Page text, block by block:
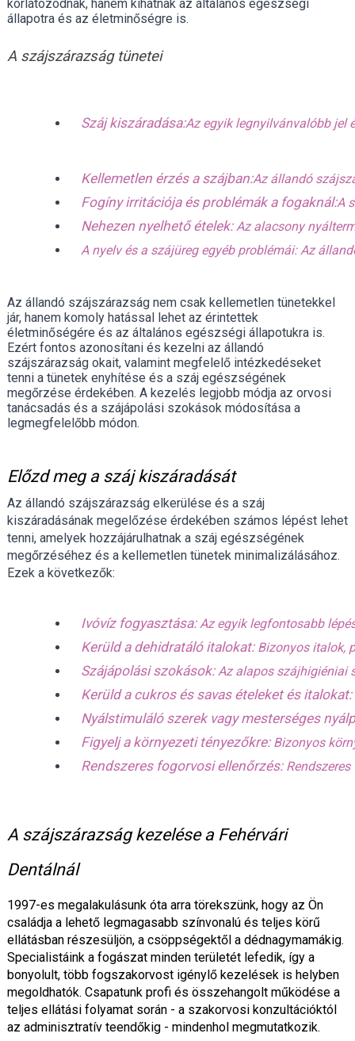
korlátozódnak, hanem kihatnak az általános egészségi
állapotra és az életminőségre is.
A szájszárazság tünetei
Száj kiszáradása:Az egyik legnyilvánvalóbb jel
Kellemetlen érzés a szájban:Az állandó
Fogíny irritációja és problémák a fogaknál:A
Nehezen nyelhető ételek: Az alacsony
A nyelv és a szájüreg egyéb problémái: Az
Az állandó szájszárazság nem csak kellemetlen tünetekkel
jár, hanem komoly hatással lehet az érintettek
életminőségére és az általános egészségi állapotukra is.
Ezért fontos azonosítani és kezelni az állandó
szájszárazság okait, valamint megfelelő intézkedéseket
tenni a tünetek enyhítése és a száj egészségének
megőrzése érdekében. A kezelés legjobb módja az orvosi
tanácsadás és a szájápolási szokások módosítása a
legmegfelelőbb módon.
Előzd meg a száj kiszáradását
Az állandó szájszárazság elkerülése és a száj
kiszáradásának megelőzése érdekében számos lépést lehet
tenni, amelyek hozzájárulhatnak a száj egészségének
megőrzéséhez és a kellemetlen tünetek minimalizálásához.
Ezek a következők:
Ivóvíz fogyasztása: Az egyik legfontosabb
Kerüld a dehidratáló italokat: Bizonyos italok,
Szájápolási szokások: Az alapos szájhigiéniai
Kerüld a cukros és savas ételeket és italokat:
Nyálstimuláló szerek vagy mesterséges
Figyelj a környezeti tényezőkre: Bizonyos
Rendszeres fogorvosi ellenőrzés:
A szájszárazság kezelése a Fehérvári
Dentálnál
1997-­es megalakulásunk óta arra törekszünk, hogy az Ön
családja a lehető legmagasabb színvonalú és teljes körű
ellátásban részesüljön, a csöppségektől a dédnagymamákig.
Specialistáink a fogászat minden területét lefedik, így a
bonyolult, több fogszakorvost igénylő kezelések is helyben
megoldhatók. Csapatunk profi és összehangolt működése a
teljes ellátási folyamat során - a szakorvosi konzultációktól
az adminisztratív teendőkig - mindenhol megmutatkozik.